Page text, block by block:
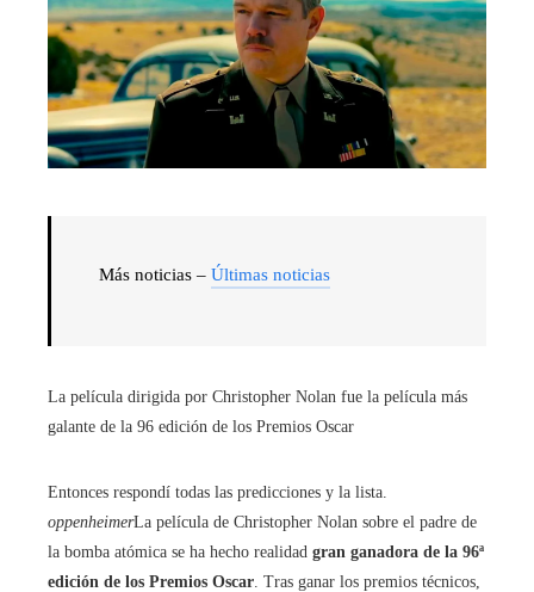
Más noticias – Últimas noticias
La película dirigida por Christopher Nolan fue la película más
galante de la 96 edición de los Premios Oscar
Entonces respondí todas las predicciones y la lista.
oppenheimerLa película de Christopher Nolan sobre el padre de
la bomba atómica se ha hecho realidad gran ganadora de la 96ª
edición de los Premios Oscar. Tras ganar los premios técnicos,